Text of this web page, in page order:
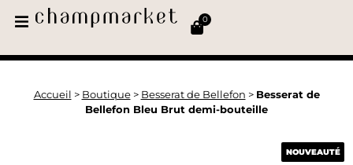
0
Accueil > Boutique> Besserat de Bellefon > Besserat de
Bellefon Bleu Brut demi-bouteille
NOUVEAUTÉ